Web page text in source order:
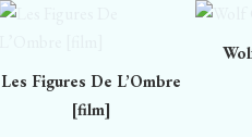
Les Figures De L’Ombre
[film]